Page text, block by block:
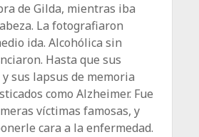
de Gilda, mientras iba
La fotografiaron
ida. Alcohólica sin
Hasta que sus
sus lapsus de memoria
como Alzheimer. Fue
víctimas famosas, y
cara a la enfermedad.